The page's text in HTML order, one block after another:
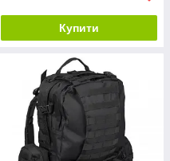
Купити